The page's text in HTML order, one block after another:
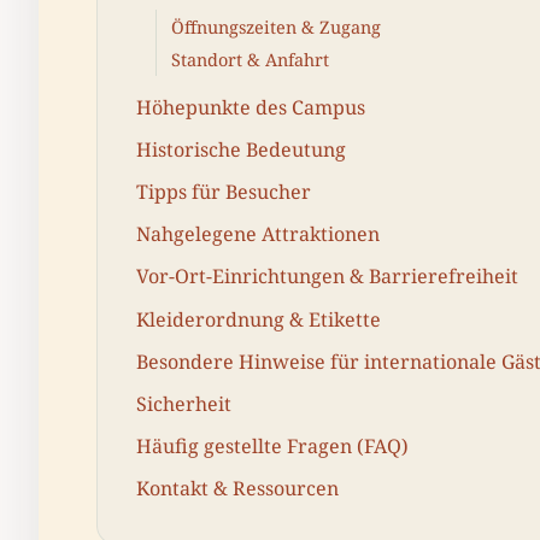
Öffnungszeiten & Zugang
Standort & Anfahrt
Höhepunkte des Campus
Historische Bedeutung
Tipps für Besucher
Nahgelegene Attraktionen
Vor-Ort-Einrichtungen & Barrierefreiheit
Kleiderordnung & Etikette
Besondere Hinweise für internationale
Sicherheit
Häufig gestellte Fragen (FAQ)
Kontakt & Ressourcen